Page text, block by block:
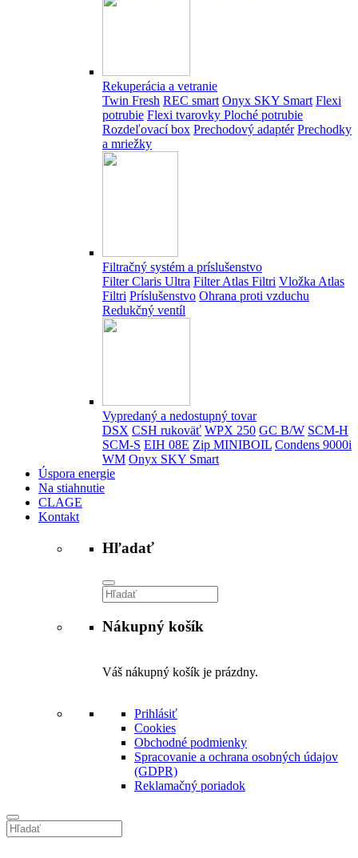
Rekuperácia a vetranie
Twin Fresh REC smart Onyx SKY Smart Flexi
potrubie Flexi tvarovky Ploché potrubie
Rozdeľovací box Prechodový adaptér Prechodky
a mriežky
Filtračný systém a príslušenstvo
Filter Claris Ultra Filter Atlas Filtri Vložka Atlas
Filtri Príslušenstvo Ohrana proti vzduchu
Redukčný ventíl
Vypredaný a nedostupný tovar
DSX CSH rukoväť WPX 250 GC B/W SCM-H
SCM-S EIH 08E Zip MINIBOIL Condens 9000i
WM Onyx SKY Smart
Úspora energie
Na stiahnutie
CLAGE
Kontakt
Hľadať
Vyhľadávanie
Nákupný košík
Váš nákupný košík je prázdny.
Prihlásiť
Cookies
Obchodné podmienky
Spracovanie a ochrana osobných údajov
(GDPR)
Reklamačný poriadok
Vyhľadávanie